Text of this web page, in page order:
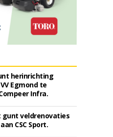
herinrichting
Egmond te
Infra.
gunt veldrenovaties
CSC Sport.